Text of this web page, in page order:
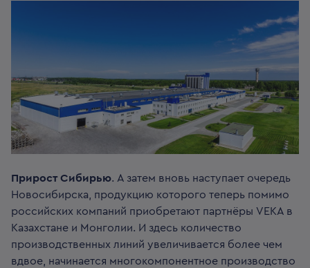
Прирост Сибирью. А затем вновь наступает очередь
Новосибирска, продукцию которого теперь помимо
российских компаний приобретают партнёры VEKA в
Казахстане и Монголии. И здесь количество
производственных линий увеличивается более чем
вдвое, начинается многокомпонентное производство